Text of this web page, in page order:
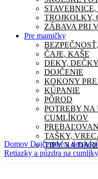
TROJKOLKY,
ZÁBAVA PRI
Pre mamičky
ČAJE, KAŠE
DEKY, DEČKY
DOJČENIE
KOKONY
KÚPANIE
PÔROD
POTREBY
CUMLÍKOV
TAŠKY,
TIPY NA
Domov Dojčenské a detské
Retiazky a púzdra na cumlíky